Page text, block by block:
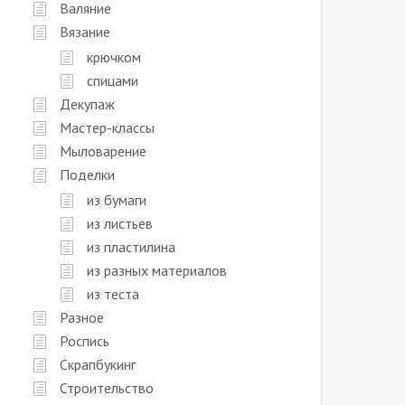
Валяние
Вязание
крючком
спицами
Декупаж
Мастер-классы
Мыловарение
Поделки
из бумаги
из листьев
из пластилина
из разных материалов
из теста
Разное
Роспись
Скрапбукинг
Строительство